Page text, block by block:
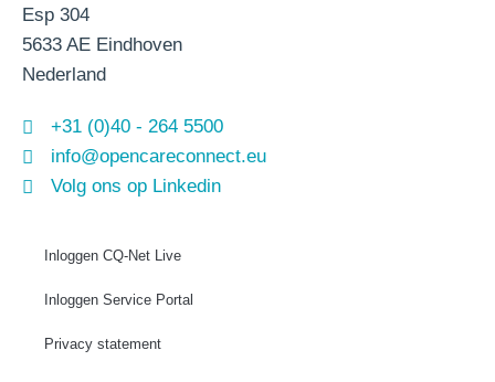
Esp 304
5633 AE Eindhoven
Nederland
+31 (0)40 - 264 5500
info@opencareconnect.eu
Volg ons op Linkedin
Inloggen CQ-Net Live
Inloggen Service Portal
Privacy statement